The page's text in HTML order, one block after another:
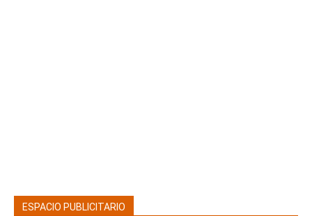
ESPACIO PUBLICITARIO